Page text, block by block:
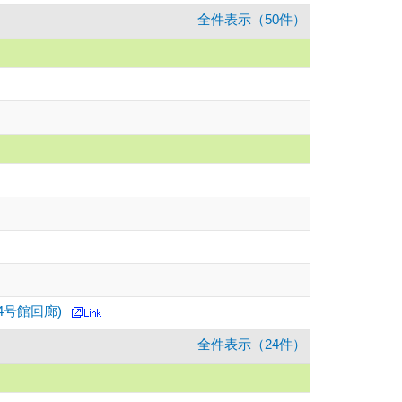
全件表示（50件）
館回廊)
全件表示（24件）